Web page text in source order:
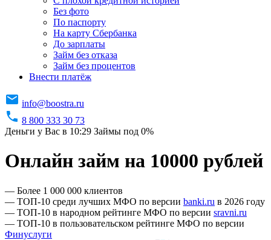
Без фото
По паспорту
На карту Сбербанка
До зарплаты
Займ без отказа
Займ без процентов
Внести платёж
info@boostra.ru
8 800 333 30 73
Деньги у Вас в 10:29 Займы под 0%
Онлайн займ на 10000 рублей
— Более 1 000 000 клиентов
— ТОП-10 среди лучших МФО по версии banki.ru в 2026 году
— ТОП-10 в народном рейтинге МФО по версии sravni.ru
— ТОП-10 в пользовательском рейтинге МФО по версии
Финуслуги